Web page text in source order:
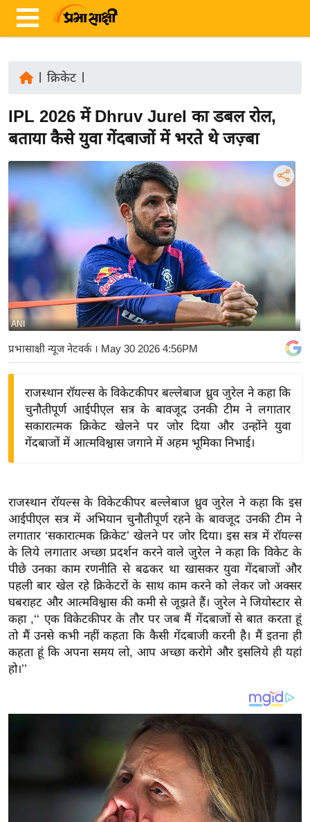
ज़ा
ख
र
रा
ष्ट्री
य
अं
र्रा
ष्ट्री
य
बि
ज़
द्यो
ग
त
वि
शे
ष
ज्ञ
रा
य
ब
ज
क्रिकेट|
IPL 2026 में Dhruv Jurel का डबल रोल,
बताया कैसे युवा गेंदबाजों में भरते थे जज़्बा
ANI
प्रभासाक्षी न्यूज नेटवर्क। May 30 2026 4:56PM
राजस्थान रॉयल्स के विकेटकीपर बल्लेबाज ध्रुव जुरेल ने कहा कि
चुनौतीपूर्ण आईपीएल सत्र के बावजूद उनकी टीम ने लगातार
सकारात्मक क्रिकेट खेलने पर जोर दिया और उन्होंने युवा
गेंदबाजों में आत्मविश्वास जगाने में अहम भूमिका निभाई।
राजस्थान रॉयल्स के विकेटकीपर बल्लेबाज ध्रुव जुरेल ने कहा कि इस
आईपीएल सत्र में अभियान चुनौतीपूर्ण रहने के बावजूद उनकी टीम ने
लगातार ‘सकारात्मक क्रिकेट’ खेलने पर जोर दिया। इस सत्र में रॉयल्स
के लिये लगातार अच्छा प्रदर्शन करने वाले जुरेल ने कहा कि विकेट के
पीछे उनका काम रणनीति से बढकर था खासकर युवा गेंदबाजों और
पहली बार खेल रहे क्रिकेटरों के साथ काम करने को लेकर जो अक्सर
घबराहट और आत्मविश्वास की कमी से जूझते हैं। जुरेल ने जियोस्टार से
कहा ,‘‘ एक विकेटकीपर के तौर पर जब मैं गेंदबाजों से बात करता हूं
तो मैं उनसे कभी नहीं कहता कि कैसी गेंदबाजी करनी है। मैं इतना ही
कहता हूं कि अपना समय लो, आप अच्छा करोगे और इसलिये ही यहां
हो।’’